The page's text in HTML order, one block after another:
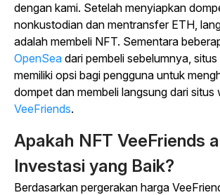
dengan kami. Setelah menyiapkan
nonkustodian dan mentransfer ETH,
adalah membeli NFT. Sementara
OpenSea dari pembeli sebelumnya,
memiliki opsi bagi pengguna untuk
dompet dan membeli langsung dari situs
VeeFriends.
Apakah NFT VeeFriends
Investasi yang Baik?
Berdasarkan pergerakan harga